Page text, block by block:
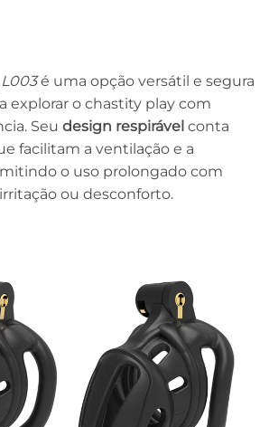
é uma opção versátil e segura
explorar o chastity play com
Seu design respirável conta
facilitam a ventilação e a
o uso prolongado com
ou desconforto.